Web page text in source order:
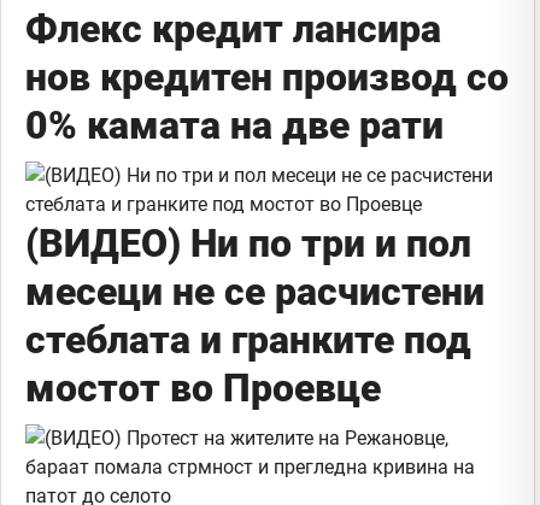
Флекс кредит лансира
нов кредитен производ со
0% камата на две рати
(ВИДЕО) Ни по три и пол
месеци не се расчистени
стеблата и гранките под
мостот во Проевце